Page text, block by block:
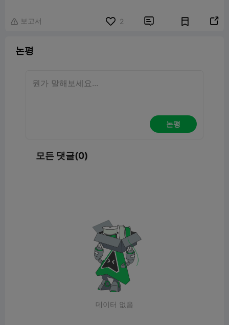
 보고서 2  
논평
논평
모든 댓글(0)
데이터 없음